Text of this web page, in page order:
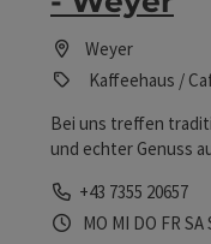
Weyer
Kaffeehaus /
Bei uns treffen
und echter Genuss
Telefon
+43 7355 20657
Öffnungszeiten
MO Montag
MI Mittwoch
DO FR SA